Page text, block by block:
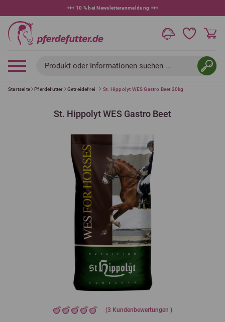
+++ 10 % bei Newsletteranmeldung +++
Produkt oder Informationen suchen ...
Startseite Pferdefutter Getreidefrei St. Hippolyt WES Gastro Beet 20kg
St. Hippolyt WES Gastro Beet
(3 Kundenbewertungen )